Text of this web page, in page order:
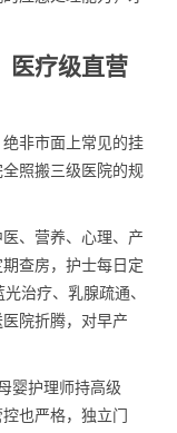
医疗级直营
非市面上常见的挂
照搬三级医院的规
、营养、心理、产
查房，护士每日定
治疗、乳腺疏通、
院折腾，对早产
婴护理师持高级
也严格，独立门